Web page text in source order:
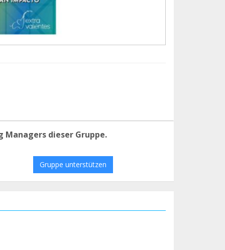
dieser Gruppe.
Gruppe unterstützen